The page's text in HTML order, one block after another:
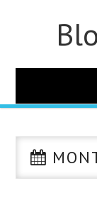
O STRONIE